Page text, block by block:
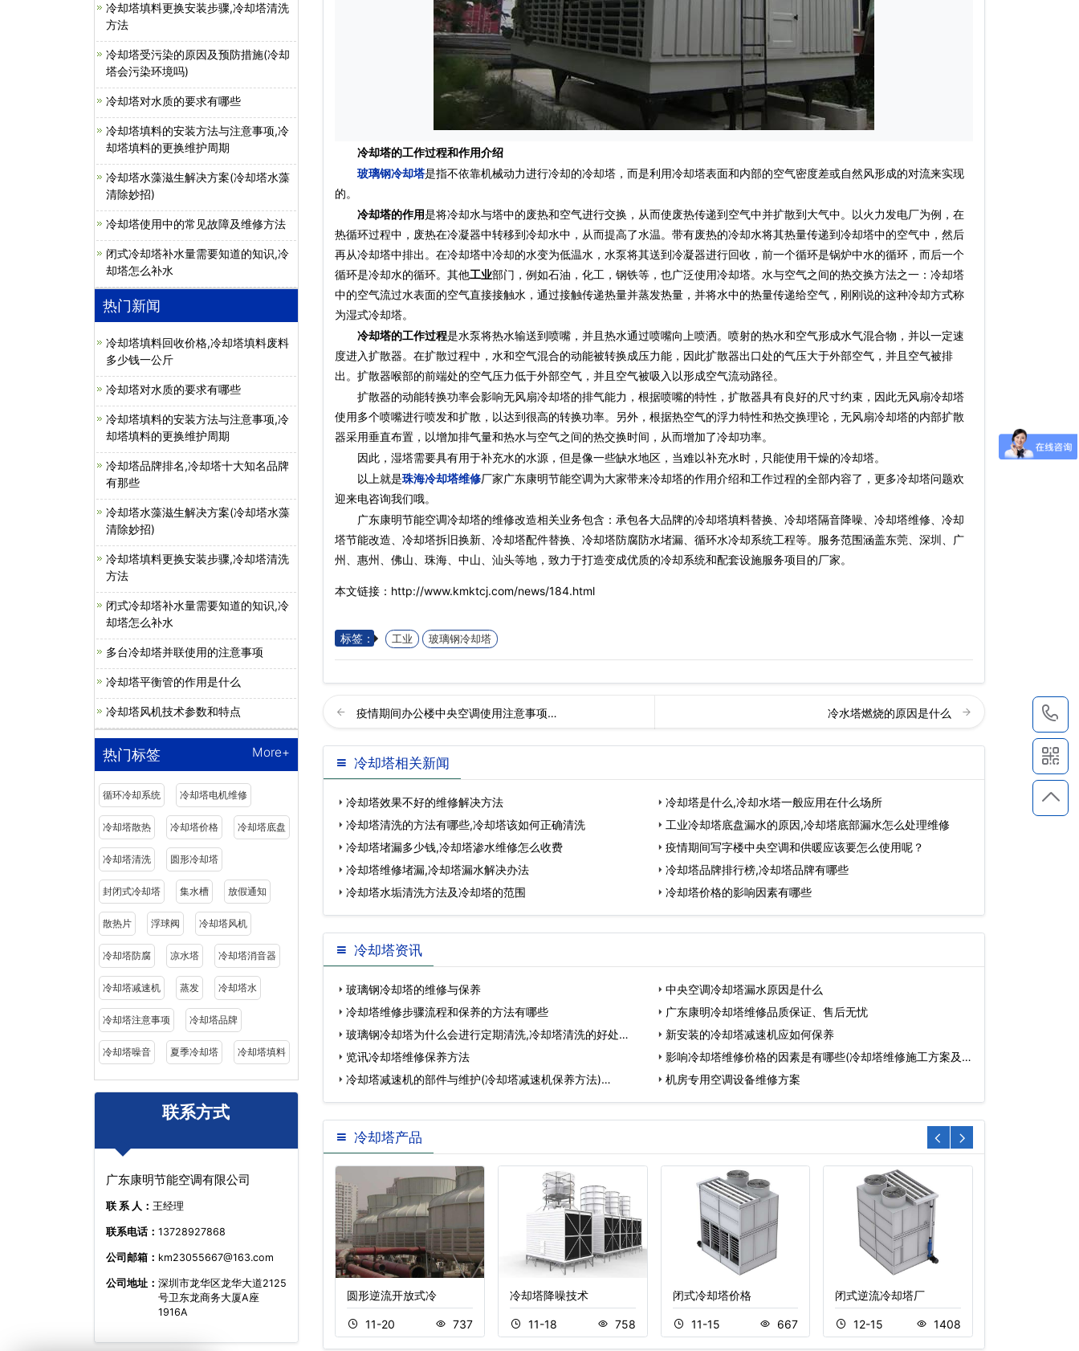
冷却塔填料更换安装步骤,冷却塔清洗
方法
冷却塔受污染的原因及预防措施(冷却
塔会污染环境吗)
冷却塔对水质的要求有哪些
冷却塔填料的安装方法与注意事项,冷
却塔填料的更换维护周期
冷却塔水藻滋生解决方案(冷却塔水藻
清除妙招)
冷却塔使用中的常见故障及维修方法
闭式冷却塔补水量需要知道的知识,冷
却塔怎么补水
热门新闻
冷却塔填料回收价格,冷却塔填料废料
多少钱一公斤
冷却塔对水质的要求有哪些
冷却塔填料的安装方法与注意事项,冷
却塔填料的更换维护周期
冷却塔品牌排名,冷却塔十大知名品牌
有那些
冷却塔水藻滋生解决方案(冷却塔水藻
清除妙招)
冷却塔填料更换安装步骤,冷却塔清洗
方法
闭式冷却塔补水量需要知道的知识,冷
却塔怎么补水
多台冷却塔并联使用的注意事项
冷却塔平衡管的作用是什么
冷却塔风机技术参数和特点
热门标签 More+
循环冷却系统 冷却塔电机维修
冷却塔散热 冷却塔价格 冷却塔底盘
冷却塔清洗 圆形冷却塔
封闭式冷却塔 集水槽 放假通知
散热片 浮球阀 冷却塔风机
冷却塔防腐 凉水塔 冷却塔消音器
冷却塔减速机 蒸发 冷却塔水
冷却塔注意事项 冷却塔品牌
冷却塔噪音 夏季冷却塔 冷却塔填料
联系方式
广东康明节能空调有限公司
联 系 人： 王经理
联系电话： 13728927868
公司邮箱： km23055667@163.com
公司地址： 深圳市龙华区龙华大道2125
号卫东龙商务大厦A座
1916A
冷却塔的工作过程和作用介绍
玻璃钢冷却塔是指不依靠机械动力进行冷却的冷却塔，而是利用冷却塔表面和内部的空气密度差或自然风形成的对流来实现
的。
冷却塔的作用是将冷却水与塔中的废热和空气进行交换，从而使废热传递到空气中并扩散到大气中。以火力发电厂为例，在
热循环过程中，废热在冷凝器中转移到冷却水中，从而提高了水温。带有废热的冷却水将其热量传递到冷却塔中的空气中，然后
再从冷却塔中排出。在冷却塔中冷却的水变为低温水，水泵将其送到冷凝器进行回收，前一个循环是锅炉中水的循环，而后一个
循环是冷却水的循环。其他工业部门，例如石油，化工，钢铁等，也广泛使用冷却塔。水与空气之间的热交换方法之一：冷却塔
中的空气流过水表面的空气直接接触水，通过接触传递热量并蒸发热量，并将水中的热量传递给空气，刚刚说的这种冷却方式称
为湿式冷却塔。
冷却塔的工作过程是水泵将热水输送到喷嘴，并且热水通过喷嘴向上喷洒。喷射的热水和空气形成水气混合物，并以一定速
度进入扩散器。在扩散过程中，水和空气混合的动能被转换成压力能，因此扩散器出口处的气压大于外部空气，并且空气被排
出。扩散器喉部的前端处的空气压力低于外部空气，并且空气被吸入以形成空气流动路径。
扩散器的动能转换功率会影响无风扇冷却塔的排气能力，根据喷嘴的特性，扩散器具有良好的尺寸约束，因此无风扇冷却塔
使用多个喷嘴进行喷发和扩散，以达到很高的转换功率。另外，根据热空气的浮力特性和热交换理论，无风扇冷却塔的内部扩散
器采用垂直布置，以增加排气量和热水与空气之间的热交换时间，从而增加了冷却功率。
因此，湿塔需要具有用于补充水的水源，但是像一些缺水地区，当难以补充水时，只能使用干燥的冷却塔。
以上就是珠海冷却塔维修厂家广东康明节能空调为大家带来冷却塔的作用介绍和工作过程的全部内容了，更多冷却塔问题欢
迎来电咨询我们哦。
广东康明节能空调冷却塔的维修改造相关业务包含：承包各大品牌的冷却塔填料替换、冷却塔隔音降噪、冷却塔维修、冷却
塔节能改造、冷却塔拆旧换新、冷却塔配件替换、冷却塔防腐防水堵漏、循环水冷却系统工程等。服务范围涵盖东莞、深圳、广
州、惠州、佛山、珠海、中山、汕头等地，致力于打造变成优质的冷却系统和配套设施服务项目的厂家。
本文链接：http://www.kmktcj.com/news/184.html
标签： 工业 玻璃钢冷却塔
疫情期间办公楼中央空调使用注意事项… 冷水塔燃烧的原因是什么
冷却塔相关新闻
冷却塔效果不好的维修解决方法
冷却塔是什么,冷却水塔一般应用在什么场所
冷却塔清洗的方法有哪些,冷却塔该如何正确清洗
工业冷却塔底盘漏水的原因,冷却塔底部漏水怎么处理维修
冷却塔堵漏多少钱,冷却塔渗水维修怎么收费
疫情期间写字楼中央空调和供暖应该要怎么使用呢？
冷却塔维修堵漏,冷却塔漏水解决办法
冷却塔品牌排行榜,冷却塔品牌有哪些
冷却塔水垢清洗方法及冷却塔的范围
冷却塔价格的影响因素有哪些
冷却塔资讯
玻璃钢冷却塔的维修与保养
中央空调冷却塔漏水原因是什么
冷却塔维修步骤流程和保养的方法有哪些
广东康明冷却塔维修品质保证、售后无忧
玻璃钢冷却塔为什么会进行定期清洗,冷却塔清洗的好处…
新安装的冷却塔减速机应如何保养
览讯冷却塔维修保养方法
影响冷却塔维修价格的因素是有哪些(冷却塔维修施工方案及
报…
冷却塔减速机的部件与维护(冷却塔减速机保养方法)… 机房专用空调设备维修方案
冷却塔产品
闭式逆流冷却塔 圆形逆流开放式冷
11-20 737
冷却塔降噪技术
11-18 758
闭式冷却塔价格
11-15 667
闭式逆流冷却塔厂
12-15 1408